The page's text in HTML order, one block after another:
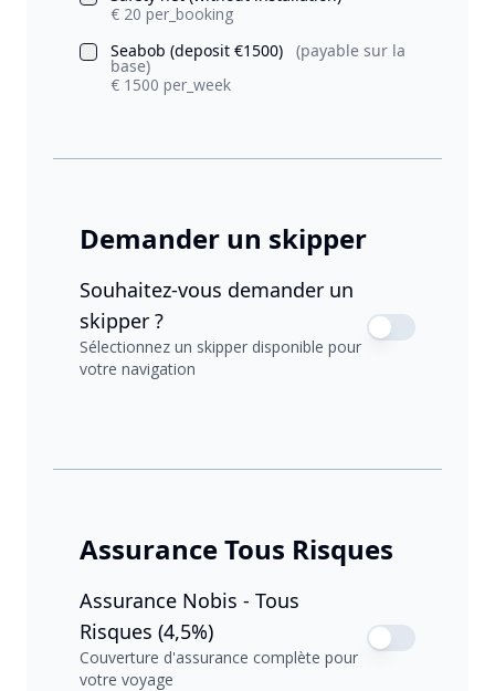
€ 20 per_booking
Seabob (deposit €1500)
(payable sur la
base)
€ 1500 per_week
Demander un skipper
Souhaitez-vous demander un
skipper ?
Sélectionnez un skipper disponible pour
votre navigation
Assurance Tous Risques
Assurance Nobis - Tous
Risques (4,5%)
Couverture d'assurance complète pour
votre voyage